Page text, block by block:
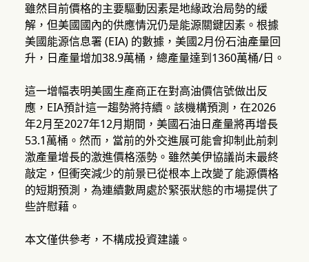
雖然目前價格的主要驅動因素是地緣政治局勢的緩
解，但美國國內的供應情況仍是能源關鍵因素。根據
美國能源信息署 (EIA) 的數據，美國2月份石油產量回
升，日產量增加38.9萬桶，總產量達到1360萬桶/日。
這一增幅表明美國生產商正在對高油價信號做出反
應，EIA預計這一趨勢將持續。該機構預測，在2026
年2月至2027年12月期間，美國石油日產量將再增長
53.1萬桶。然而，當前的外交進展可能會抑制此前刺
激產量增長的激進價格漲勢。雖然美伊協議尚未最終
敲定，但衝突減少的前景已從根本上改變了能源價格
的短期預測，為連續數周處於緊張狀態的市場提供了
些許慰藉。
本文僅供參考，不構成投資建議。